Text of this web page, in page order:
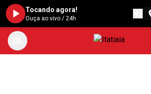
Tocando agora!
Ouça ao vivo / 24h